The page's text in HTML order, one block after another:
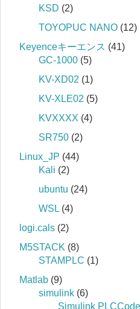
KSD (2)
TOYOPUC NANO (12)
Keyenceキーエンス (41)
GC-1000 (5)
KV-XD02 (1)
KV-XLE02 (5)
KVXXXX (4)
SR750 (2)
Linux_JP (44)
Kali (2)
ubuntu (24)
WSL (4)
logi.cals (2)
M5STACK (8)
STAMPLC (1)
Matlab (9)
simulink (6)
Simulink